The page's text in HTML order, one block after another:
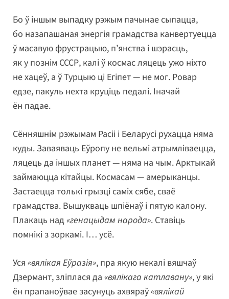
Бо ў іншым выпадку рэжым пачынае сыпацца,
бо назапашаная энергія грамадства канвертуецца
ў масавую фрустрацыю, п’янства і шэрасць,
як у познім СССР, калі ў космас ляцець ужо ніхто
не хацеў, а ў Турцыю ці Егіпет — не мог. Ровар
едзе, пакуль нехта круціць педалі. Іначай
ён падае.
Сённяшнім рэжымам Расіі і Беларусі рухацца няма
куды. Заваяваць Еўропу не вельмі атрымліваецца,
ляцець да іншых планет — няма на чым. Арктыкай
займаюцца кітайцы. Космасам — амерыканцы.
Застаецца толькі грызці саміх сябе, сваё
грамадства. Вышукваць шпіёнаў і пятую калону.
Плакаць над«генацыдам народа». Ставіць
помнікі з зоркамі. І… усё.
Уся «вялікая Еўразія», пра якую некалі вяшчаў
Дзермант, зліплася да «вялікага катлавану», у які
ён прапаноўвае засунуць ахвяраў«вялікай